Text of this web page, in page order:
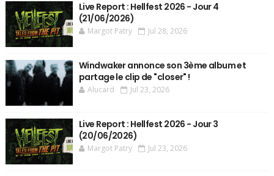
Live Report : Hellfest 2026 - Jour 4
(21/06/2026)
Margot Patry Jul 28, 2026
Windwaker annonce son 3ème album et
partage le clip de "closer" !
Alucard Jul 23, 2026
Live Report : Hellfest 2026 - Jour 3
(20/06/2026)
Margot Patry Jul 23, 2026